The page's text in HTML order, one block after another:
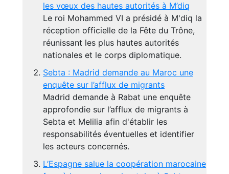
les vœux des hautes autorités à M’diq
Le roi Mohammed VI a présidé à M'diq la
réception officielle de la Fête du Trône,
réunissant les plus hautes autorités
nationales et le corps diplomatique.
Sebta : Madrid demande au Maroc une
enquête sur l’afflux de migrants
Madrid demande à Rabat une enquête
approfondie sur l’afflux de migrants à
Sebta et Melilia afin d'établir les
responsabilités éventuelles et identifier
les acteurs concernés.
L’Espagne salue la coopération marocaine